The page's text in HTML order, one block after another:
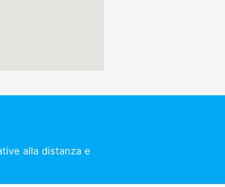
alla distanza e